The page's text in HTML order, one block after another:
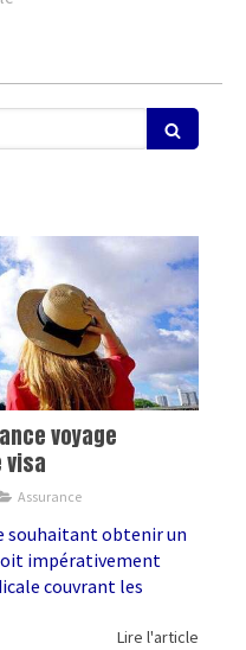
voyage
visa
Assurance
souhaitant obtenir un
impérativement
couvrant les
Lire l'article